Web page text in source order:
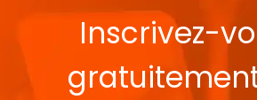
Inscrivez-